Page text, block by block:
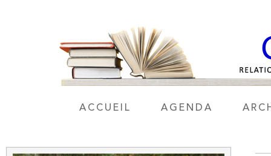
ACCUEIL AGENDA